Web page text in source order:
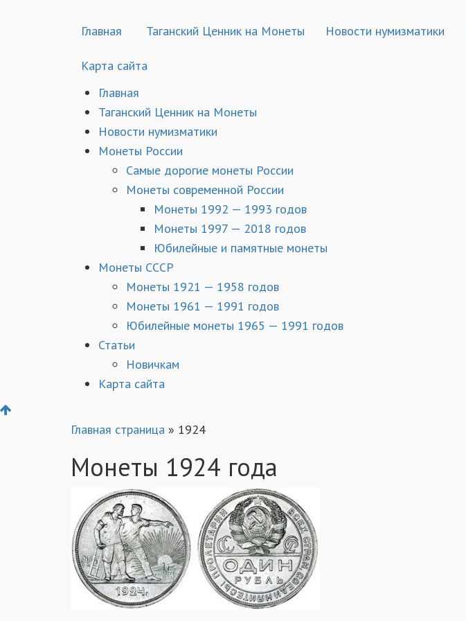
Главная Таганский Ценник на Монеты Новости нумизматики
Карта сайта
Главная
Таганский Ценник на Монеты
Новости нумизматики
Монеты России
Самые дорогие монеты России
Монеты современной России
Монеты 1992 — 1993 годов
Монеты 1997 — 2018 годов
Юбилейные и памятные монеты
Монеты СССР
Монеты 1921 — 1958 годов
Монеты 1961 — 1991 годов
Юбилейные монеты 1965 — 1991 годов
Статьи
Новичкам
Карта сайта
Главная страница » 1924
Монеты 1924 года